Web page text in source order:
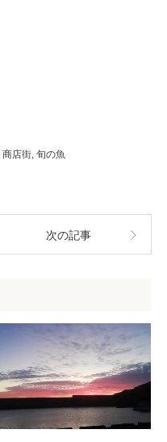
商店街, 旬の魚
次の記事